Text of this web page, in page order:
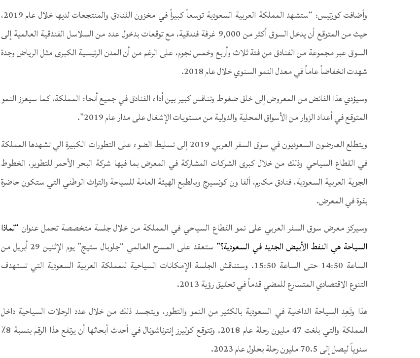
وأضافت كورتيس: “ستشهد المملكة العربية السعودية توسعاً كبيراً في مخزون الفنادق والمنتجعات لديها خلال عام 2019،
حيث من المتوقع أن يدخل السوق أكثر من 9,000 غرفة فندقية، مع توقعات بدخول عدد من السلاسل الفندقية العالمية إلى
السوق عبر مجموعة من الفنادق من فئة ثلاث وأربع وخمس نجوم، على الرغم من أن المدن الرئيسية الكبرى مثل الرياض وجدة
شهدت انخفاضاً عاماً في معدل النمو السنوي خلال عام 2018.
وسيؤدي هذا الفائض من المعروض إلى خلق ضغوط وتنافس كبير بين أداء الفنادق في جميع أنحاء المملكة، كما سيعزز النمو
المتوقع في أعداد الزوار من الأسواق المحلية والدولية من مستويات الإشغال على مدار عام 2019”.
ويتطلع العارضون السعوديون في سوق السفر العربي 2019 إلى تسليط الضوء على التطورات الكبيرة الي تشهدها المملكة
في القطاع السياحي وذلك من خلال كبرى الشركات المشاركة في المعرض بما فيها شركة البحر الأحمر للتطوير، الخطوط
الجوية العربية السعودية، فنادق مكارم، ألفا ون كونسيرج وبالطبع الهيئة العامة للسياحة والتراث الوطني التي ستكون حاضرة
بقوة في المعرض.
وسيركز معرض سوق السفر العربي على نمو القطاع السياحي في المملكة من خلال جلسة متخصصة تحمل عنوان “لماذا
السياحة هي النفط الأبيض الجديد في السعودية؟”
ستعقد على المسرح العالمي “جلوبال ستيج” يوم الإثنين 29 أبريل من
الساعة 14:50 حتى الساعة 15:50. وستناقش الجلسة الإمكانات السياحية للمملكة العربية السعودية التي تستهدف
التنوع الاقتصادي المتسارع للمضي قدماً في تحقيق رؤية 2013.
هذا وتَعِد السياحة الداخلية في السعودية بالكثير من النمو والتطور، ويتجسد ذلك من خلال عدد الرحلات السياحية داخل
المملكة والتي بلغت 47 مليون رحلة عام 2018. وتتوقع كوليرز إنترناشونال في أحدث أبحاثها أن يرتفع هذا الرقم بنسبة 8٪
سنوياً ليصل إلى 70.5 مليون رحلة بحلول عام 2023.